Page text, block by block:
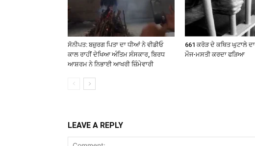
ਸੋਨੀਪਤ: ਬਜ਼ੁਰਗ ਪਿਤਾ ਦਾ ਧੀਆਂ ਨੇ ਵੀਡੀਓ
ਕਾਲ ਰਾਹੀਂ ਦੇਖਿਆ ਅੰਤਿਮ ਸੰਸਕਾਰ, ਬਿਰਧ
ਆਸ਼ਰਮ ਨੇ ਨਿਭਾਈ ਆਖਰੀ ਜ਼ਿੰਮੇਵਾਰੀ
661 ਕਰੋੜ ਦੇ ਕਥਿਤ ਘੁਟਾਲੇ
ਮੌਜ-ਮਸਤੀ ਕਰਦਾ ਫੜਿਆ
LEAVE A REPLY